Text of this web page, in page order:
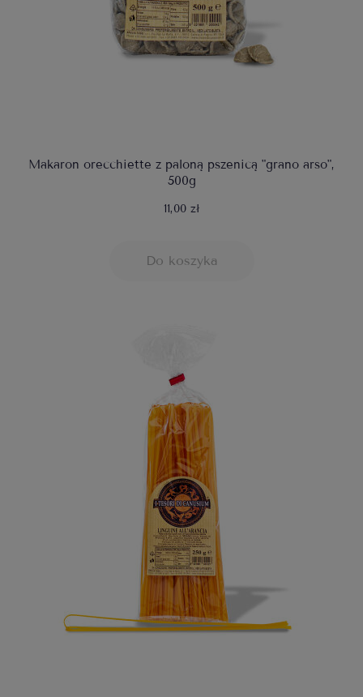
Makaron orecchiette z paloną pszenicą "grano arso",
500g
11,00 zł
Do koszyka